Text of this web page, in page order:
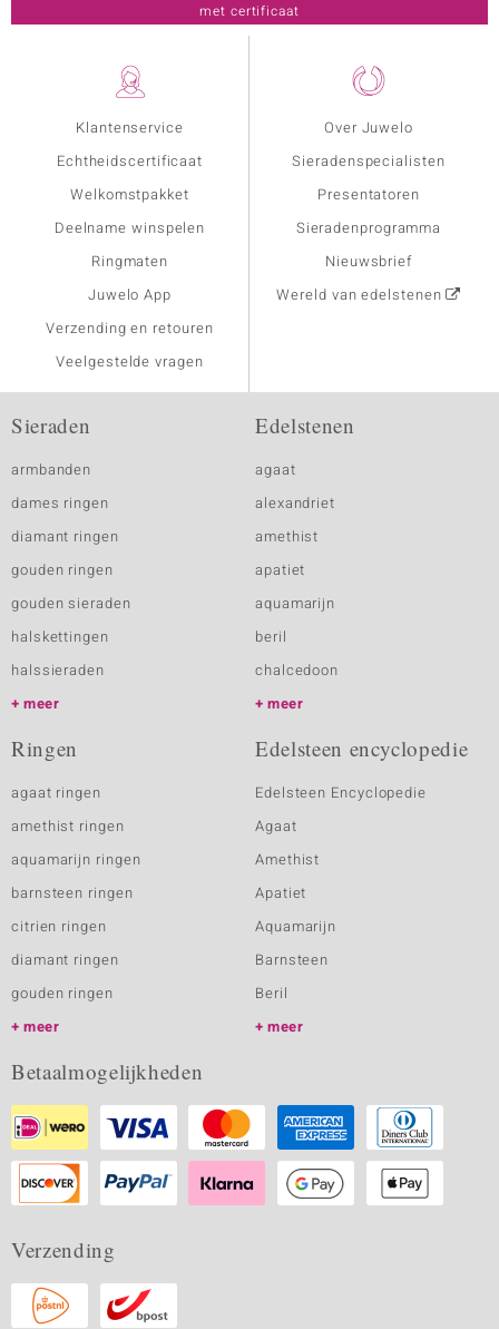
Klantenservice
Echtheidscertificaat
Welkomstpakket
Deelname winspelen
Ringmaten
Juwelo App
Verzending en retouren
Veelgestelde vragen
Over Juwelo
Sieradenspecialisten
Presentatoren
Sieradenprogramma
Nieuwsbrief
Wereld van edelstenen
met certificaat
Sieraden
armbanden
dames ringen
diamant ringen
gouden ringen
gouden sieraden
halskettingen
halssieraden
meer
Edelstenen
agaat
alexandriet
amethist
apatiet
aquamarijn
beril
chalcedoon
meer
Ringen
agaat ringen
amethist ringen
aquamarijn ringen
barnsteen ringen
citrien ringen
diamant ringen
gouden ringen
meer
Edelsteen encyclopedie
Edelsteen Encyclopedie
Agaat
Amethist
Apatiet
Aquamarijn
Barnsteen
Beril
meer
Betaalmogelijkheden
Verzending